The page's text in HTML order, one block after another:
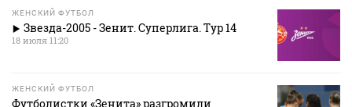
ЖЕНСКИЙ ФУТБОЛ
Звезда-2005 - Зенит. Суперлига. Тур 14
18 июля 11:20
ЖЕНСКИЙ ФУТБОЛ
Футболистки «Зенита» разгромили